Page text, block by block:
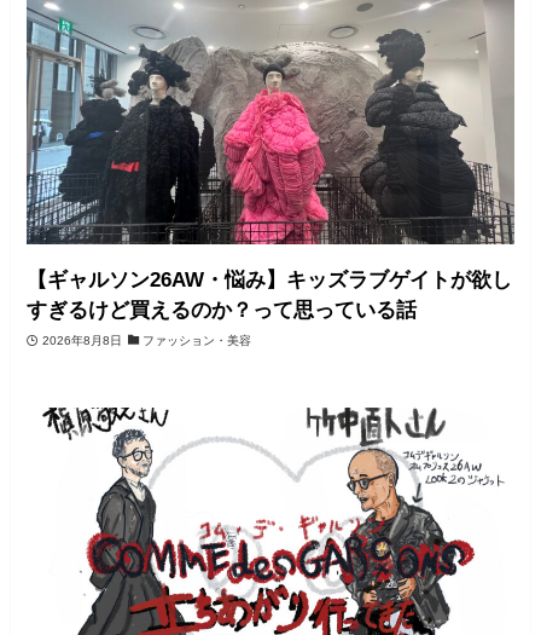
【ギャルソン26AW・悩み】キッズラブゲイトが欲し
すぎるけど買えるのか？って思っている話
2026年8月8日 ファッション・美容